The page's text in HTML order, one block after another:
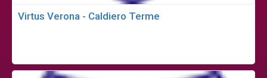
Virtus Verona - Caldiero Terme